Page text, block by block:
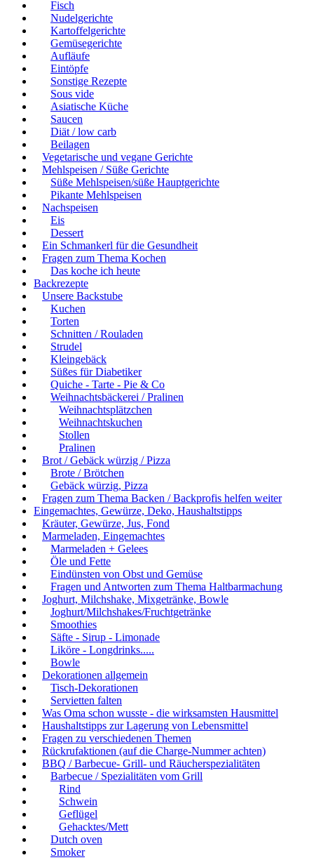
Fisch
Nudelgerichte
Kartoffelgerichte
Gemüsegerichte
Aufläufe
Eintöpfe
Sonstige Rezepte
Sous vide
Asiatische Küche
Saucen
Diät / low carb
Beilagen
Vegetarische und vegane Gerichte
Mehlspeisen / Süße Gerichte
Süße Mehlspeisen/süße Hauptgerichte
Pikante Mehlspeisen
Nachspeisen
Eis
Dessert
Ein Schmankerl für die Gesundheit
Fragen zum Thema Kochen
Das koche ich heute
Backrezepte
Unsere Backstube
Kuchen
Torten
Schnitten / Rouladen
Strudel
Kleingebäck
Süßes für Diabetiker
Quiche - Tarte - Pie & Co
Weihnachtsbäckerei / Pralinen
Weihnachtsplätzchen
Weihnachtskuchen
Stollen
Pralinen
Brot / Gebäck würzig / Pizza
Brote / Brötchen
Gebäck würzig, Pizza
Fragen zum Thema Backen / Backprofis helfen weiter
Eingemachtes, Gewürze, Deko, Haushaltstipps
Kräuter, Gewürze, Jus, Fond
Marmeladen, Eingemachtes
Marmeladen + Gelees
Öle und Fette
Eindünsten von Obst und Gemüse
Fragen und Antworten zum Thema Haltbarmachung
Joghurt, Milchshake, Mixgetränke, Bowle
Joghurt/Milchshakes/Fruchtgetränke
Smoothies
Säfte - Sirup - Limonade
Liköre - Longdrinks.....
Bowle
Dekorationen allgemein
Tisch-Dekorationen
Servietten falten
Was Oma schon wusste - die wirksamsten Hausmittel
Haushaltstipps zur Lagerung von Lebensmittel
Fragen zu verschiedenen Themen
Rückrufaktionen (auf die Charge-Nummer achten)
BBQ / Barbecue- Grill- und Räucherspezialitäten
Barbecue / Spezialitäten vom Grill
Rind
Schwein
Geflügel
Gehacktes/Mett
Dutch oven
Smoker